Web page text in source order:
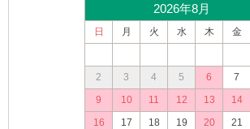
2026年8月
日 月 火 水 木 金
2
3 4 5 6 7
9
10 11 12 13 14
16
17 18 19 20 21